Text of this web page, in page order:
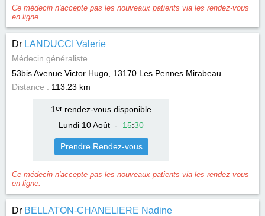
Ce médecin n'accepte pas les nouveaux patients via les rendez-vous
en ligne.
Dr LANDUCCI Valerie
Médecin généraliste
53bis Avenue Victor Hugo, 13170 Les Pennes Mirabeau
Distance : 113.23 km
1 errendez-vous disponible
Lundi 10 Août - 15:30
Prendre Rendez-vous
Ce médecin n'accepte pas les nouveaux patients via les rendez-vous
en ligne.
Dr BELLATON-CHANELIERE Nadine